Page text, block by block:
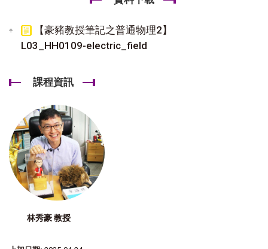
【豪豬教授筆記之普通物理2】
L03_HH0109-electric_field
課程資訊
林秀豪 教授